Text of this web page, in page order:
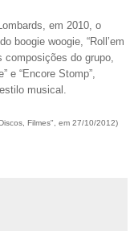
em 2010, o
boogie woogie, “Roll’em
composições do grupo,
e “Encore Stomp”,
musical.
Filmes", em 27/10/2012)